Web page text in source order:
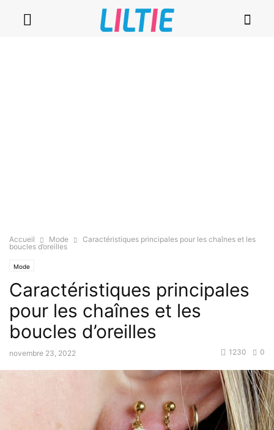
Accueil Mode
Caractéristiques principales pour les chaînes et les
boucles d’oreilles
Mode
Caractéristiques principales
pour les chaînes et les
boucles d’oreilles
novembre 23, 2022 0
1230